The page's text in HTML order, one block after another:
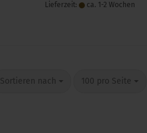
Lieferzeit:
ca. 1-2 Wochen
Sortieren nach
Sortieren nach 100 pro Seite
pro Seite